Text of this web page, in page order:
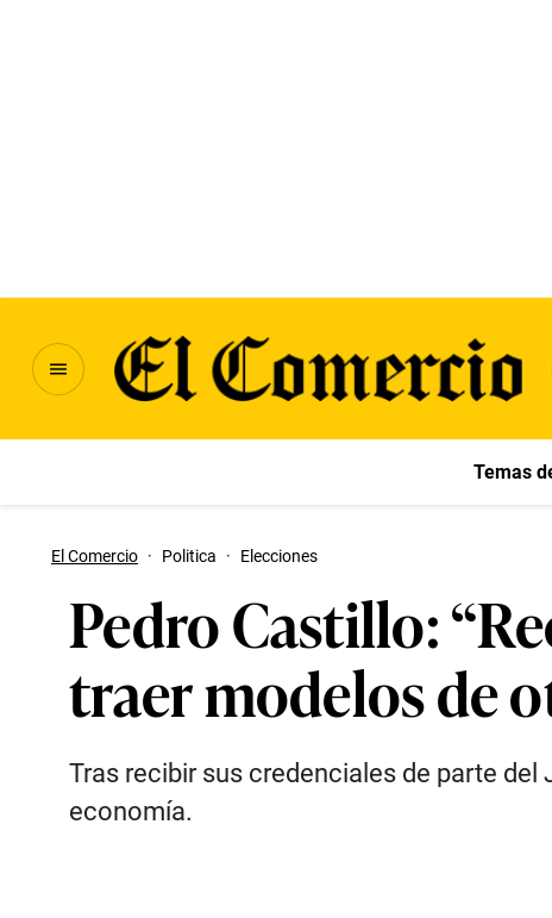
Temas
El Comercio · Politica · Elecciones
Pedro Castillo:
traer modelos de
Tras recibir sus credenciales de parte
economía.